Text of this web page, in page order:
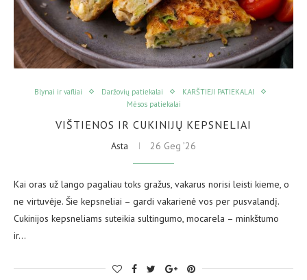
Blynai ir vafliai Daržovių patiekalai
KARŠTIEJI PATIEKALAI
Mėsos patiekalai
VIŠTIENOS IR CUKINIJŲ KEPSNELIAI
Asta 26 Geg ’26
Kai oras už lango pagaliau toks gražus, vakarus norisi leisti kieme, o
ne virtuvėje. Šie kepsneliai – gardi vakarienė vos per pusvalandį.
Cukinijos kepsneliams suteikia sultingumo, mocarela – minkštumo
ir…